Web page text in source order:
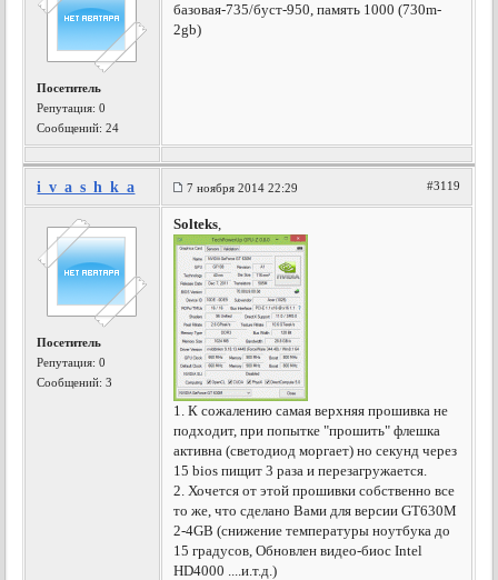
Посетитель
Репутация:0
Сообщений: 24
базовая-735/буст-950, память 1000 (730m-
2gb)
i_v_a_s_h_k_a 7 ноября 2014 22:29 #3119
Посетитель
Репутация:0
Сообщений: 3
Solteks,
1. К сожалению самая верхняя прошивка не
подходит, при попытке "прошить" флешка
активна (светодиод моргает) но секунд через
15 bios пищит 3 раза и перезагружается.
2. Хочется от этой прошивки собственно все
то же, что сделано Вами для версии GT630M
2-4GB (снижение температуры ноутбука до
15 градусов, Обновлен видео-биос Intel
HD4000 ....и.т.д.)